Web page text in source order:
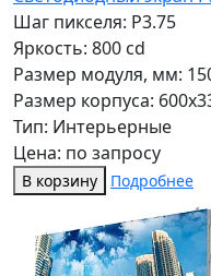
Шаг пикселя: P3.75
Яркость: 800 cd
Размер модуля, мм:
Размер корпуса:
Тип: Интерьерные
Цена: по запросу
В корзину Подробнее